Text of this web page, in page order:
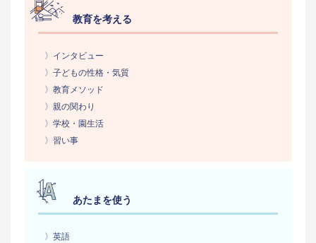
教育を考える
〉インタビュー
〉子どもの性格・気質
〉教育メソッド
〉親の関わり
〉学校・園生活
〉習い事
あたまを使う
〉英語